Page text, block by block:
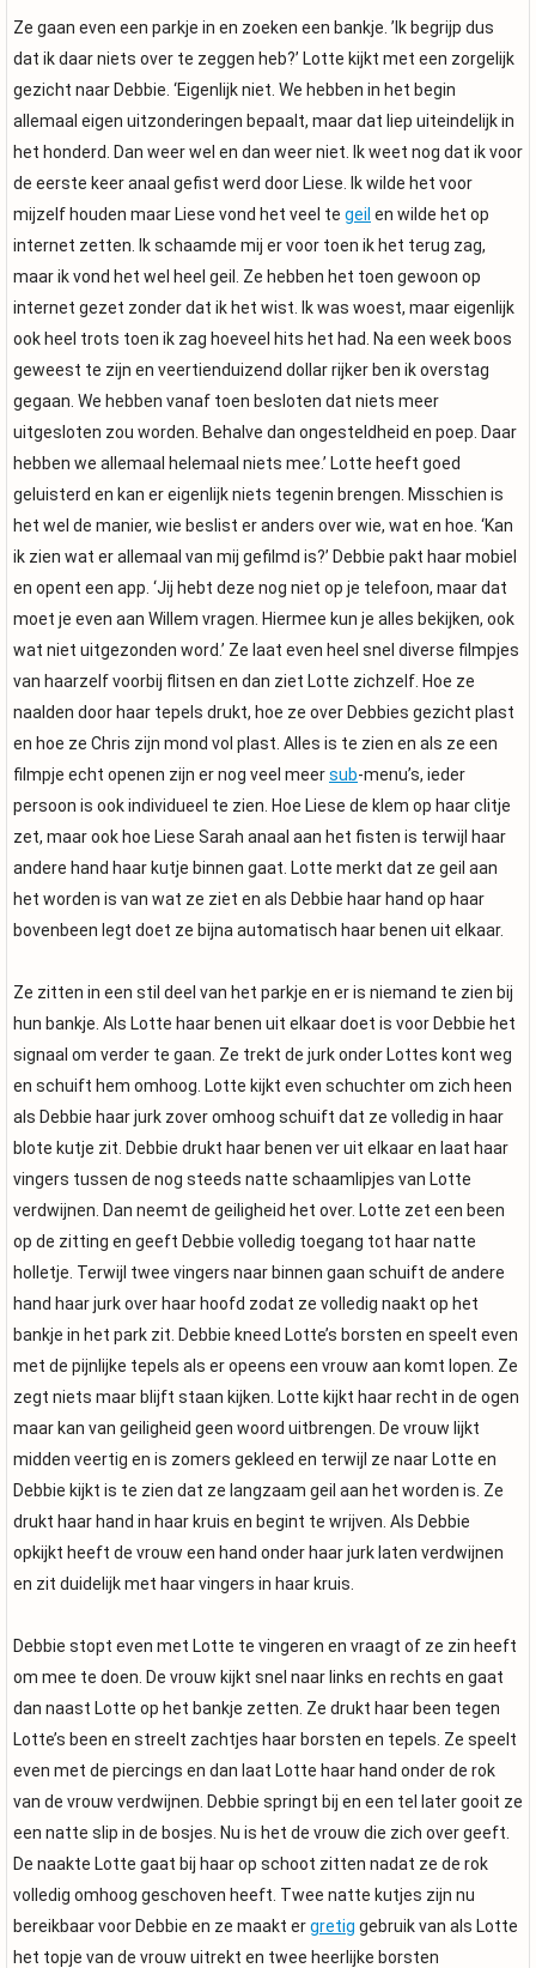
Ze gaan even een parkje in en zoeken een bankje. ’Ik begrijp dus
dat ik daar niets over te zeggen heb?’ Lotte kijkt met een zorgelijk
gezicht naar Debbie. ‘Eigenlijk niet. We hebben in het begin
allemaal eigen uitzonderingen bepaalt, maar dat liep uiteindelijk in
het honderd. Dan weer wel en dan weer niet. Ik weet nog dat ik voor
de eerste keer anaal gefist werd door Liese. Ik wilde het voor
mijzelf houden maar Liese vond het veel te geil en wilde het op
internet zetten. Ik schaamde mij er voor toen ik het terug zag,
maar ik vond het wel heel geil. Ze hebben het toen gewoon op
internet gezet zonder dat ik het wist. Ik was woest, maar eigenlijk
ook heel trots toen ik zag hoeveel hits het had. Na een week boos
geweest te zijn en veertienduizend dollar rijker ben ik overstag
gegaan. We hebben vanaf toen besloten dat niets meer
uitgesloten zou worden. Behalve dan ongesteldheid en poep. Daar
hebben we allemaal helemaal niets mee.’ Lotte heeft goed
geluisterd en kan er eigenlijk niets tegenin brengen. Misschien is
het wel de manier, wie beslist er anders over wie, wat en hoe. ‘Kan
ik zien wat er allemaal van mij gefilmd is?’ Debbie pakt haar mobiel
en opent een app. ‘Jij hebt deze nog niet op je telefoon, maar dat
moet je even aan Willem vragen. Hiermee kun je alles bekijken, ook
wat niet uitgezonden word.’ Ze laat even heel snel diverse filmpjes
van haarzelf voorbij flitsen en dan ziet Lotte zichzelf. Hoe ze
naalden door haar tepels drukt, hoe ze over Debbies gezicht plast
en hoe ze Chris zijn mond vol plast. Alles is te zien en als ze een
filmpje echt openen zijn er nog veel meersub-menu’s, ieder
persoon is ook individueel te zien. Hoe Liese de klem op haar clitje
zet, maar ook hoe Liese Sarah anaal aan het fisten is terwijl haar
andere hand haar kutje binnen gaat. Lotte merkt dat ze geil aan
het worden is van wat ze ziet en als Debbie haar hand op haar
bovenbeen legt doet ze bijna automatisch haar benen uit elkaar.
Ze zitten in een stil deel van het parkje en er is niemand te zien bij
hun bankje. Als Lotte haar benen uit elkaar doet is voor Debbie het
signaal om verder te gaan. Ze trekt de jurk onder Lottes kont weg
en schuift hem omhoog. Lotte kijkt even schuchter om zich heen
als Debbie haar jurk zover omhoog schuift dat ze volledig in haar
blote kutje zit. Debbie drukt haar benen ver uit elkaar en laat haar
vingers tussen de nog steeds natte schaamlipjes van Lotte
verdwijnen. Dan neemt de geiligheid het over. Lotte zet een been
op de zitting en geeft Debbie volledig toegang tot haar natte
holletje. Terwijl twee vingers naar binnen gaan schuift de andere
hand haar jurk over haar hoofd zodat ze volledig naakt op het
bankje in het park zit. Debbie kneed Lotte’s borsten en speelt even
met de pijnlijke tepels als er opeens een vrouw aan komt lopen. Ze
zegt niets maar blijft staan kijken. Lotte kijkt haar recht in de ogen
maar kan van geiligheid geen woord uitbrengen. De vrouw lijkt
midden veertig en is zomers gekleed en terwijl ze naar Lotte en
Debbie kijkt is te zien dat ze langzaam geil aan het worden is. Ze
drukt haar hand in haar kruis en begint te wrijven. Als Debbie
opkijkt heeft de vrouw een hand onder haar jurk laten verdwijnen
en zit duidelijk met haar vingers in haar kruis.
Debbie stopt even met Lotte te vingeren en vraagt of ze zin heeft
om mee te doen. De vrouw kijkt snel naar links en rechts en gaat
dan naast Lotte op het bankje zetten. Ze drukt haar been tegen
Lotte’s been en streelt zachtjes haar borsten en tepels. Ze speelt
even met de piercings en dan laat Lotte haar hand onder de rok
van de vrouw verdwijnen. Debbie springt bij en een tel later gooit ze
een natte slip in de bosjes. Nu is het de vrouw die zich over geeft.
De naakte Lotte gaat bij haar op schoot zitten nadat ze de rok
volledig omhoog geschoven heeft. Twee natte kutjes zijn nu
bereikbaar voor Debbie en ze maakt ergretig gebruik van als Lotte
het topje van de vrouw uitrekt en twee heerlijke borsten